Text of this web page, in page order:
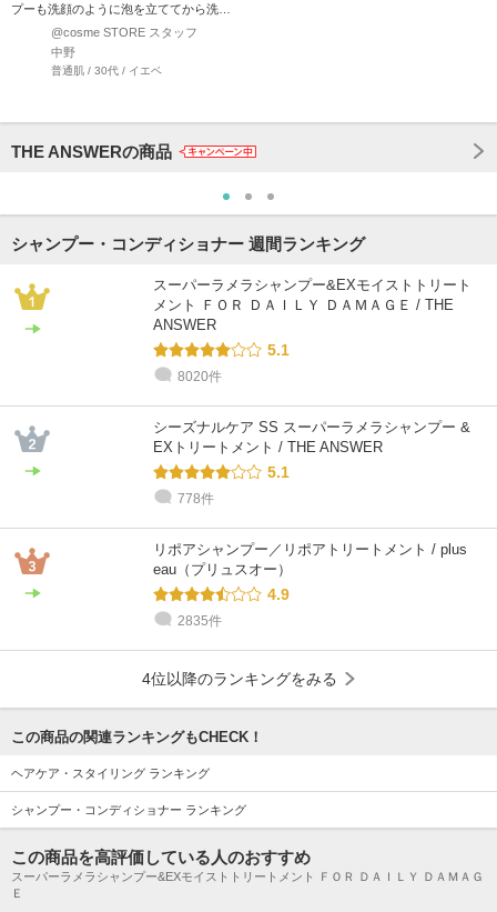
プーも洗顔のように泡を立ててから洗っ
てきた私にはびっくりし…
@cosme STORE スタッフ
中野
普通肌 / 30代 / イエベ
THE ANSWERの商品
シャンプー・コンディショナー 週間ランキング
スーパーラメラシャンプー&EXモイストトリート
メント ＦＯＲ ＤＡＩＬＹ ＤＡＭＡＧＥ / THE
ANSWER
5.1
8020件
シーズナルケア SS スーパーラメラシャンプー &
EXトリートメント / THE ANSWER
5.1
778件
リポアシャンプー／リポアトリートメント / plus
eau（プリュスオー）
4.9
2835件
4位以降のランキングをみる
この商品の関連ランキングもCHECK！
ヘアケア・スタイリング ランキング
シャンプー・コンディショナー ランキング
この商品を高評価している人のおすすめ
スーパーラメラシャンプー&EXモイストトリートメント ＦＯＲ ＤＡＩＬＹ ＤＡＭＡＧ
Ｅ